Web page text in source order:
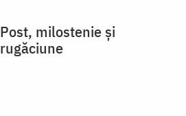
Post, milostenie și
rugăciune